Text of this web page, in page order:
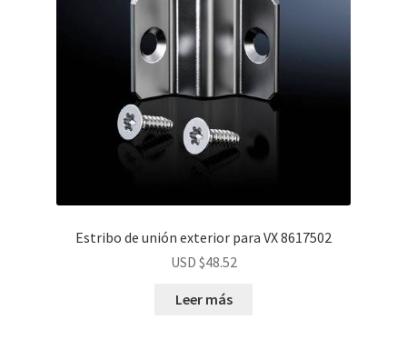
Estribo de unión exterior para VX 8617502
USD $48.52
Leer más